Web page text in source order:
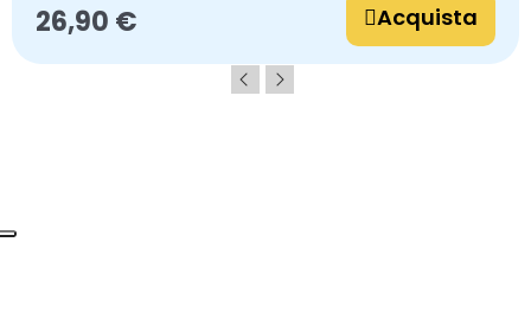
26,90 € Acquista